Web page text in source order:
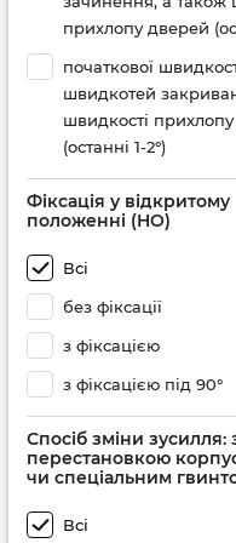
прихлопу дверей
початкової
швидкотей
швидкості
(останні 1-2°)
Фіксація у відкритому
положенні (HO)
Всі
без фіксації
з фіксацією
з фіксацією під 90°
Спосіб зміни зусилля:
перестановкою
чи спеціальним
Всі